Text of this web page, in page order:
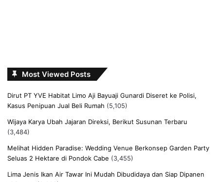
Most Viewed Posts
Dirut PT YVE Habitat Limo Aji Bayuaji Gunardi Diseret ke Polisi,
Kasus Penipuan Jual Beli Rumah (5,105)
Wijaya Karya Ubah Jajaran Direksi, Berikut Susunan Terbaru
(3,484)
Melihat Hidden Paradise: Wedding Venue Berkonsep Garden Party
Seluas 2 Hektare di Pondok Cabe (3,455)
Lima Jenis Ikan Air Tawar Ini Mudah Dibudidaya dan Siap Dipanen